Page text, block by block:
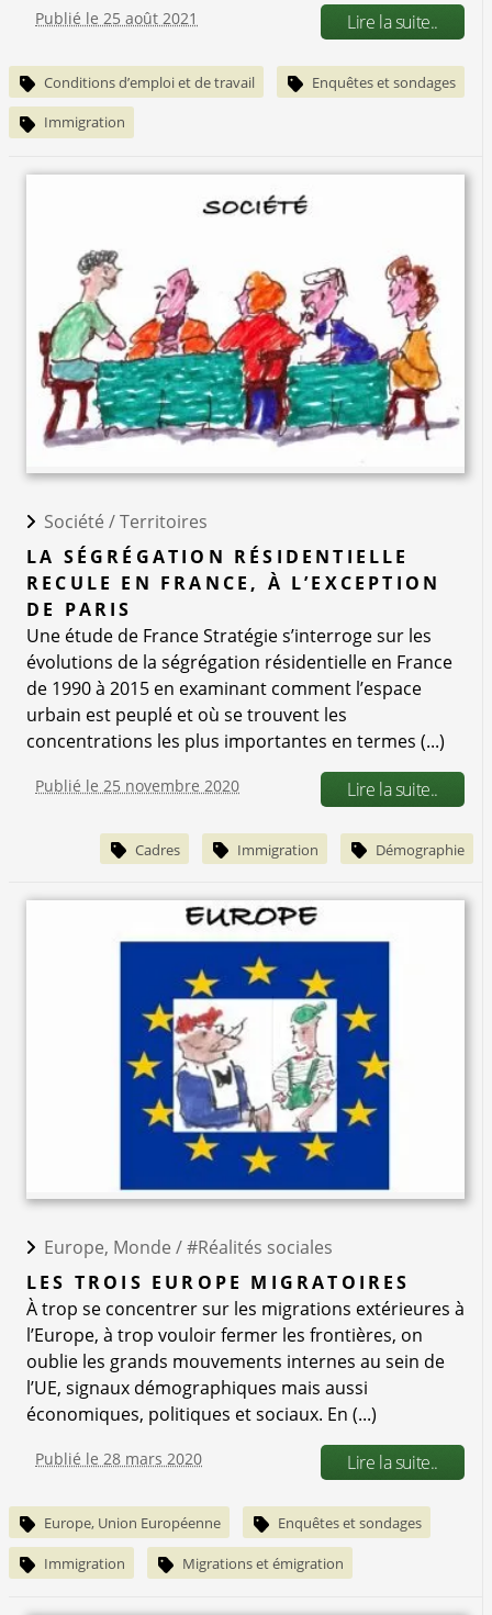
Publié le 25 août 2021 Lire la suite..
Conditions d’emploi et de travail Enquêtes et sondages
Immigration
Société /Territoires
LA SÉGRÉGATION RÉSIDENTIELLE
RECULE EN FRANCE, À L’EXCEPTION
DE PARIS
Une étude de France Stratégie s’interroge sur les
évolutions de la ségrégation résidentielle en France
de 1990 à 2015 en examinant comment l’espace
urbain est peuplé et où se trouvent les
concentrations les plus importantes en termes (...)
Publié le 25 novembre 2020 Lire la suite..
Cadres Immigration Démographie
Europe, Monde /#Réalités sociales
LES TROIS EUROPE MIGRATOIRES
À trop se concentrer sur les migrations extérieures à
l’Europe, à trop vouloir fermer les frontières, on
oublie les grands mouvements internes au sein de
l’UE, signaux démographiques mais aussi
économiques, politiques et sociaux. En (...)
Publié le 28 mars 2020 Lire la suite..
Europe, Union Européenne Enquêtes et sondages
Immigration Migrations et émigration